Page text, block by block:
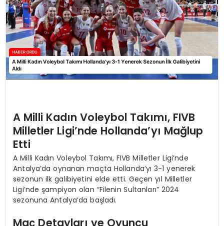
SPOR
YAŞAM
A Milli Kadın Voleybol Takımı, FIVB
Milletler Ligi’nde Hollanda’yı Mağlup
Etti
A Milli Kadın Voleybol Takımı, FIVB Milletler Ligi’nde
Antalya’da oynanan maçta Hollanda’yı 3-1 yenerek
sezonun ilk galibiyetini elde etti. Geçen yıl Milletler
Ligi’nde şampiyon olan “Filenin Sultanları” 2024
sezonuna Antalya’da başladı.
Maç Detayları ve Oyuncu